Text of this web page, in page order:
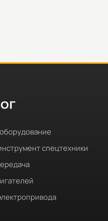
спецтехники